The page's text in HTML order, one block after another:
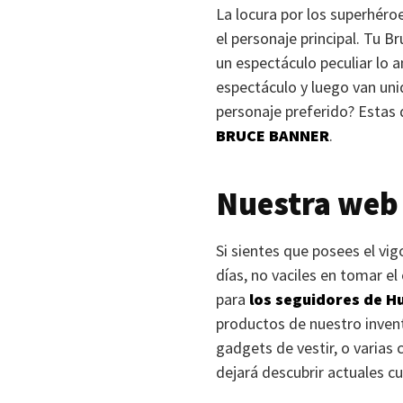
La locura por los
el personaje principal. Tu
un espectáculo peculiar lo
espectáculo y luego van
personaje preferido?
BRUCE BANNER.
Nuestra
Si sientes que posees el
días, no vaciles en tomar
para los seguidores de
productos de nuestro
gadgets de vestir, o
dejará descubrir actuales